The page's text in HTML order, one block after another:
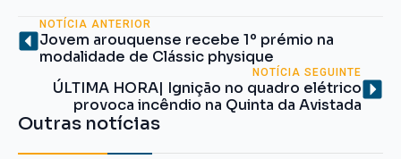
NOTÍCIA ANTERIOR
Jovem arouquense recebe 1º prémio na
modalidade de Clássic physique
NOTÍCIA SEGUINTE
ÚLTIMA HORA| Ignição no quadro elétrico
provoca incêndio na Quinta da Avistada
Outras notícias